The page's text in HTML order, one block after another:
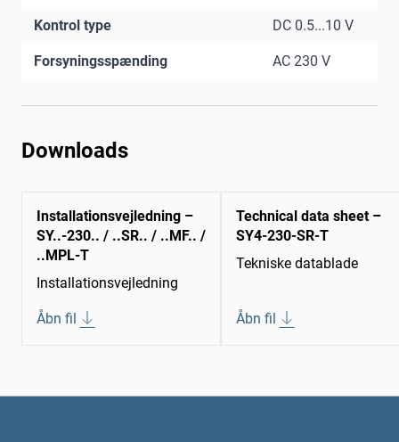
Kontrol type DC 0.5...10 V
Forsyningsspænding AC 230 V
Downloads
Installationsvejledning –
SY..-230.. / ..SR.. / ..MF.. /
..MPL-T
Installationsvejledning
Åbn fil
Technical data sheet –
SY4-230-SR-T
Tekniske datablade
Åbn fil